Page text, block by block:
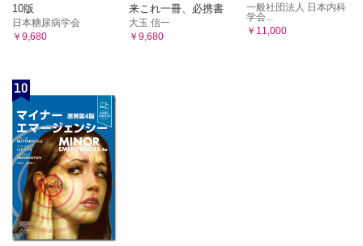
10版
日本糖尿病学会
￥9,680
来これ一冊、必携書
大玉 信一
￥9,680
一般社団法人 日本内科
学会...
￥11,000
10